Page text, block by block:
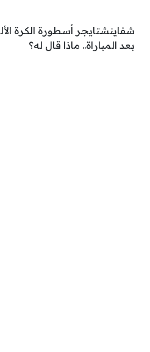
شفاينشتايجر أسطورة الكرة
بعد المباراة.. ماذا قال له؟